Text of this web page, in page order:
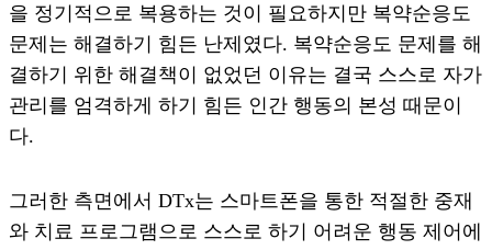
을 정기적으로 복용하는 것이 필요하지만 복약순응도
문제는 해결하기 힘든 난제였다. 복약순응도 문제를 해
결하기 위한 해결책이 없었던 이유는 결국 스스로 자가
관리를 엄격하게 하기 힘든 인간 행동의 본성 때문이
다.
그러한 측면에서 DTx는 스마트폰을 통한 적절한 중재
와 치료 프로그램으로 스스로 하기 어려운 행동 제어에